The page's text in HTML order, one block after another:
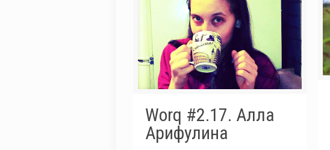
Worq #2.17. Алла
Арифулина